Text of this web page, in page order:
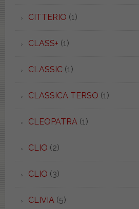
CITTERIO (1)
CLASS+ (1)
CLASSIC(1)
CLASSICA TERSO (1)
CLEOPATRA(1)
CLIO (2)
CLIO (3)
CLIVIA(5)